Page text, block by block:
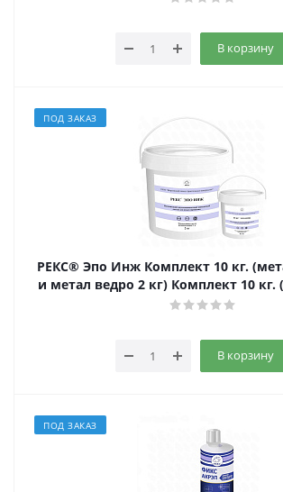
В корзину
ПОД ЗАКАЗ
РЕКС® Эпо Инж Комплект 10 кг. (метал ведро 8 кг
В корзину
ПОД ЗАКАЗ